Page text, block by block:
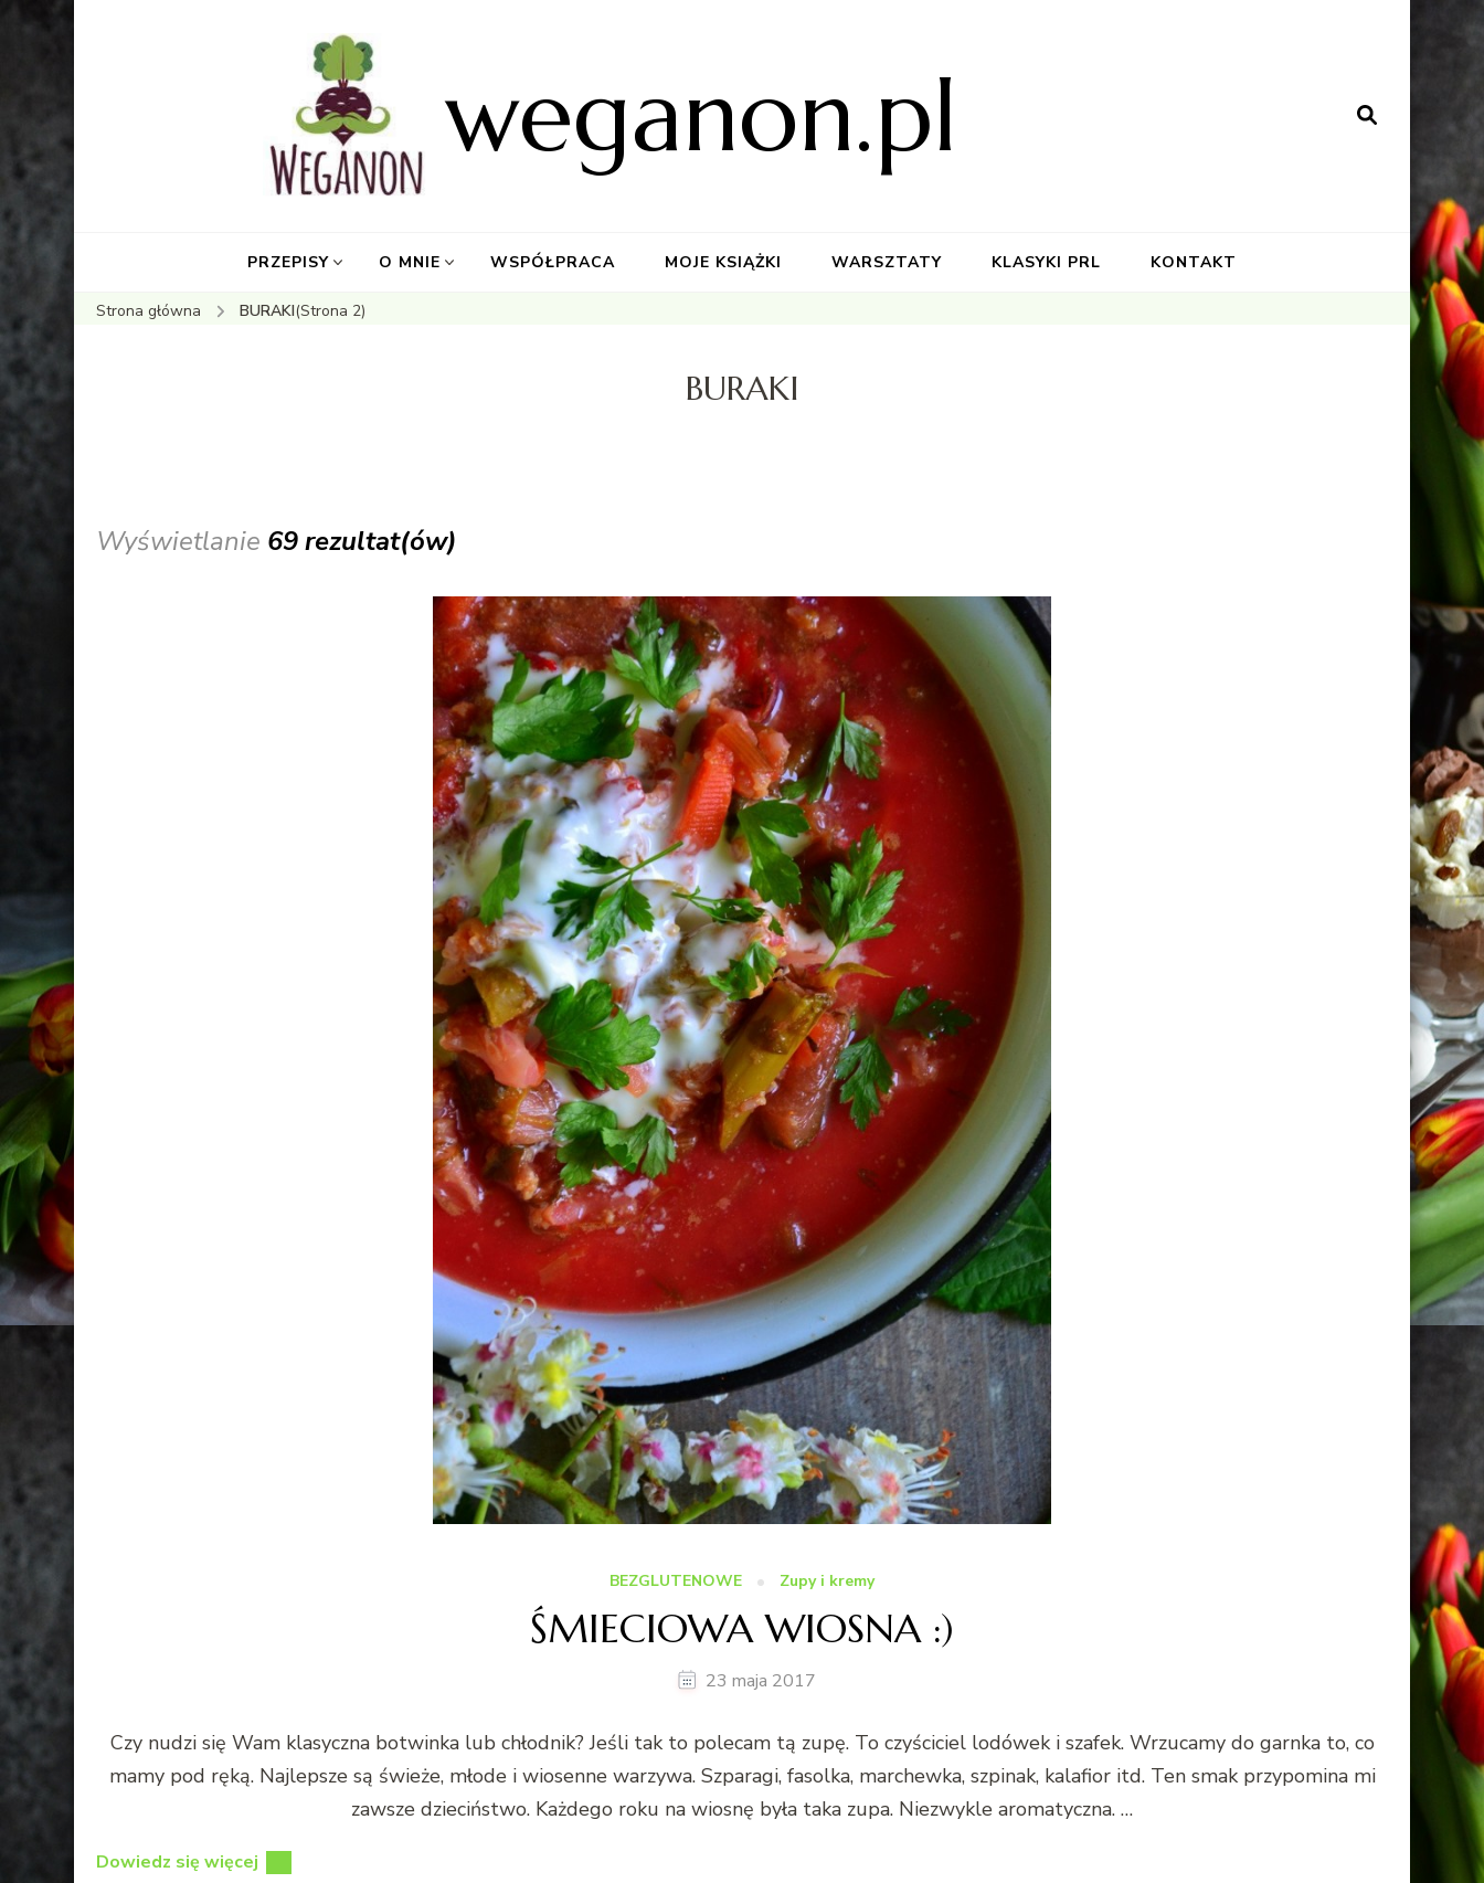
weganon.pl
PRZEPISY O MNIE WSPÓŁPRACA MOJE KSIĄŻKI WARSZTATY KLASYKI PRL KONTAKT
Strona główna BURAKI(Strona 2)
BURAKI
Wyświetlanie 69 rezultat(ów)
BEZGLUTENOWE Zupy i kremy
ŚMIECIOWA WIOSNA :)
23 maja 2017
Czy nudzi się Wam klasyczna botwinka lub chłodnik? Jeśli tak to polecam tą zupę. To czyściciel lodówek i szafek. Wrzucamy do garnka to, co
mamy pod ręką. Najlepsze są świeże, młode i wiosenne warzywa. Szparagi, fasolka, marchewka, szpinak, kalafior itd. Ten smak przypomina mi
zawsze dzieciństwo. Każdego roku na wiosnę była taka zupa. Niezwykle aromatyczna. …
Dowiedz się więcej